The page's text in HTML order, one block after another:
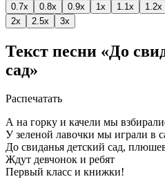
0.7x 0.8x 0.9x 1x 1.1x 1.2x
2x
2.5x 3x
Текст песни «До
сад»
Распечатать
А на горку и качели мы
У зеленой лавочки мы играли в
До свиданья детский сад,
Ждут девчонок и ребят
Первый класс и книжки!